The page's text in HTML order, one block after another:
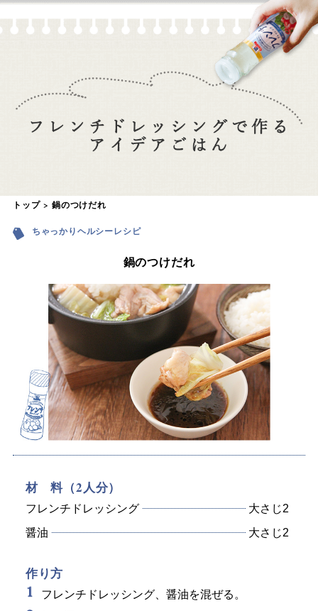
トップ 鍋のつけだれ
ちゃっかりヘルシーレシピ
鍋のつけだれ
材 料（2人分）
フレンチドレッシング
大さじ2
醤油
大さじ2
作り方
フレンチドレッシング、醤油を混ぜる。